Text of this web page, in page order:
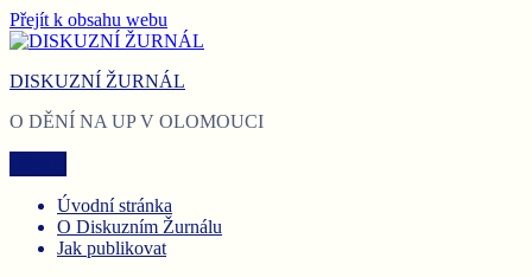
Přejít k obsahu webu
DISKUZNÍ ŽURNÁL
O DĚNÍ NA UP V OLOMOUCI
Úvodní stránka
O Diskuzním Žurnálu
Jak publikovat